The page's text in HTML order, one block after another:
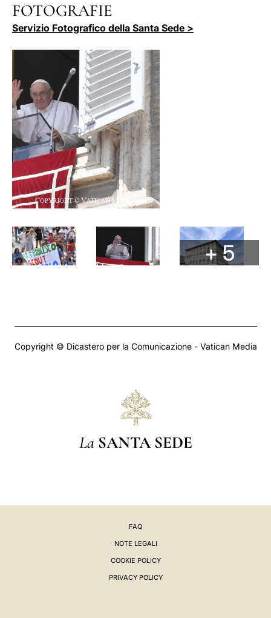
FOTOGRAFIE
Servizio Fotografico della Santa Sede >
+ 5
Copyright © Dicastero per la Comunicazione - Vatican Media
La SANTA SEDE
FAQ
NOTE LEGALI
COOKIE POLICY
PRIVACY POLICY